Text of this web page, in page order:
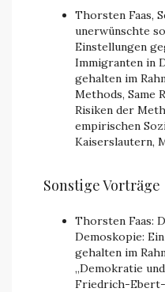
Thorsten Faas,
unerwünschte
Einstellungen
Immigranten in
gehalten im
Methods, Same
Risiken der
empirischen
Kaiserslautern,
Sonstige Vorträge
Thorsten Faas:
Demoskopie:
gehalten im
„Demokratie
Friedrich-